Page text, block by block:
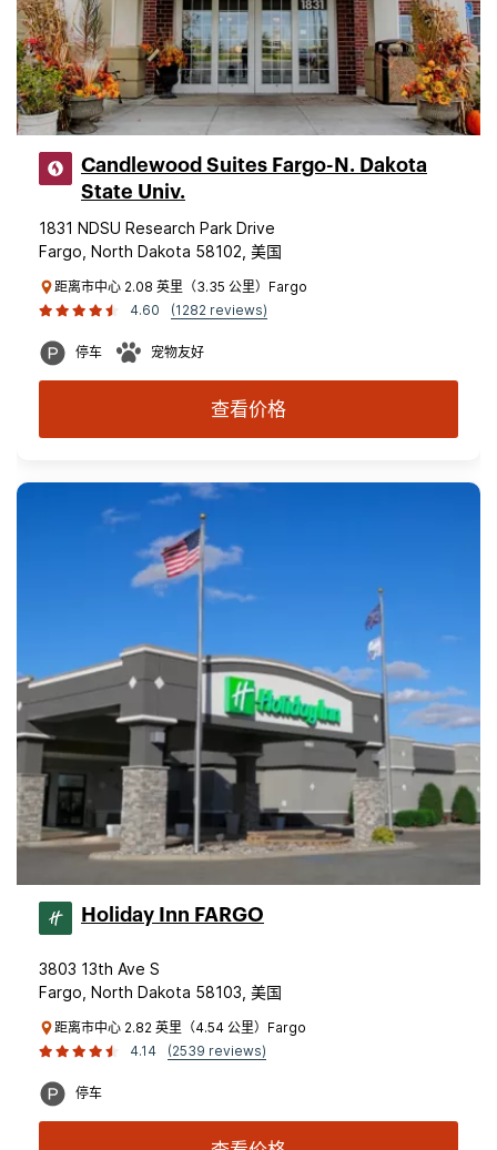
Candlewood Suites Fargo-N. Dakota
State Univ.
1831 NDSU Research Park Drive
Fargo, North Dakota 58102, 美国
距离市中心 2.08 英里（3.35 公里）Fargo
4.60
(1282 reviews)
停车 宠物友好
查看价格
Holiday Inn FARGO
3803 13th Ave S
Fargo, North Dakota 58103, 美国
距离市中心 2.82 英里（4.54 公里）Fargo
4.14
(2539 reviews)
停车